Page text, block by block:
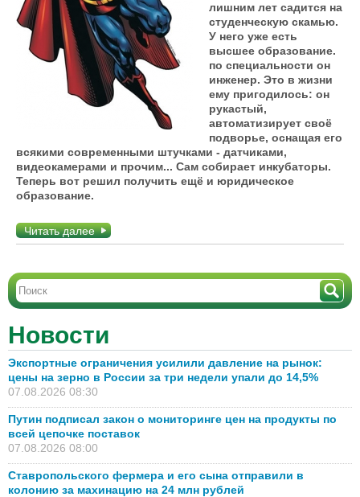
лишним лет садится на
студенческую скамью.
У него уже есть
высшее образование.
по специальности он
инженер. Это в жизни
ему пригодилось: он
рукастый,
автоматизирует своё
подворье, оснащая его
всякими современными штучками - датчиками,
видеокамерами и прочим... Сам собирает инкубаторы.
Теперь вот решил получить ещё и юридическое
образование.
Читать далее
Новости
Экспортные ограничения усилили давление на рынок:
цены на зерно в России за три недели упали до 14,5%
07.08.2026 08:30
Путин подписал закон о мониторинге цен на продукты по
всей цепочке поставок
07.08.2026 08:00
Ставропольского фермера и его сына отправили в
колонию за махинацию на 24 млн рублей